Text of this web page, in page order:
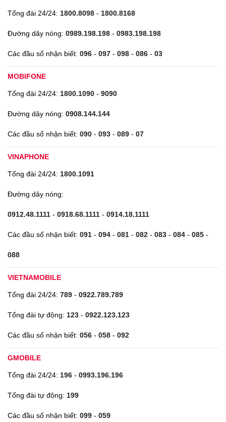
Tổng đài 24/24: 1800.8098 - 1800.8168
Đường dây nóng: 0989.198.198 - 0983.198.198
Các đầu số nhận biết: 096 - 097 - 098 - 086 - 03
MOBIFONE
Tổng đài 24/24: 1800.1090 - 9090
Đường dây nóng: 0908.144.144
Các đầu số nhận biết: 090 - 093 - 089 - 07
VINAPHONE
Tổng đài 24/24: 1800.1091
Đường dây nóng:
0912.48.1111 - 0918.68.1111 - 0914.18.1111
Các đầu số nhận biết: 091 - 094 - 081 - 082 - 083 - 084 - 085 -
088
VIETNAMOBILE
Tổng đài 24/24: 789 - 0922.789.789
Tổng đài tự động: 123 - 0922.123.123
Các đầu số nhận biết: 056 - 058 - 092
GMOBILE
Tổng đài 24/24: 196 - 0993.196.196
Tổng đài tự động: 199
Các đầu số nhận biết: 099 - 059